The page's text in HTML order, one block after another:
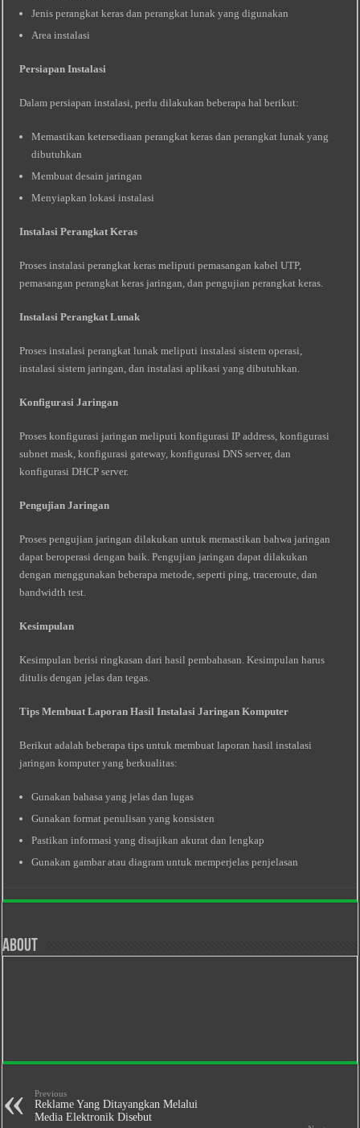
Jenis perangkat keras dan perangkat lunak yang digunakan
Area instalasi
Persiapan Instalasi
Dalam persiapan instalasi, perlu dilakukan beberapa hal berikut:
Memastikan ketersediaan perangkat keras dan perangkat lunak yang
dibutuhkan
Membuat desain jaringan
Menyiapkan lokasi instalasi
Instalasi Perangkat Keras
Proses instalasi perangkat keras meliputi pemasangan kabel UTP,
pemasangan perangkat keras jaringan, dan pengujian perangkat keras.
Instalasi Perangkat Lunak
Proses instalasi perangkat lunak meliputi instalasi sistem operasi,
instalasi sistem jaringan, dan instalasi aplikasi yang dibutuhkan.
Konfigurasi Jaringan
Proses konfigurasi jaringan meliputi konfigurasi IP address, konfigurasi
subnet mask, konfigurasi gateway, konfigurasi DNS server, dan
konfigurasi DHCP server.
Pengujian Jaringan
Proses pengujian jaringan dilakukan untuk memastikan bahwa jaringan
dapat beroperasi dengan baik. Pengujian jaringan dapat dilakukan
dengan menggunakan beberapa metode, seperti ping, traceroute, dan
bandwidth test.
Kesimpulan
Kesimpulan berisi ringkasan dari hasil pembahasan. Kesimpulan harus
ditulis dengan jelas dan tegas.
Tips Membuat Laporan Hasil Instalasi Jaringan Komputer
Berikut adalah beberapa tips untuk membuat laporan hasil instalasi
jaringan komputer yang berkualitas:
Gunakan bahasa yang jelas dan lugas
Gunakan format penulisan yang konsisten
Pastikan informasi yang disajikan akurat dan lengkap
Gunakan gambar atau diagram untuk memperjelas penjelasan
About
Previous
Reklame Yang Ditayangkan Melalui
Media Elektronik Disebut